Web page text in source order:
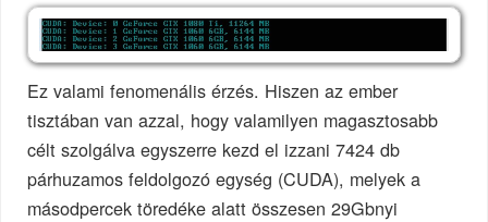
Ez valami fenomenális érzés. Hiszen az ember
tisztában van azzal, hogy valamilyen magasztosabb
célt szolgálva egyszerre kezd el izzani 7424 db
párhuzamos feldolgozó egység (CUDA), melyek a
másodpercek töredéke alatt összesen 29Gbnyi